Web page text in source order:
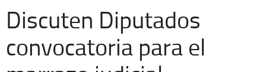
Cronos
Economía
Discuten Diputados
convocatoria para el